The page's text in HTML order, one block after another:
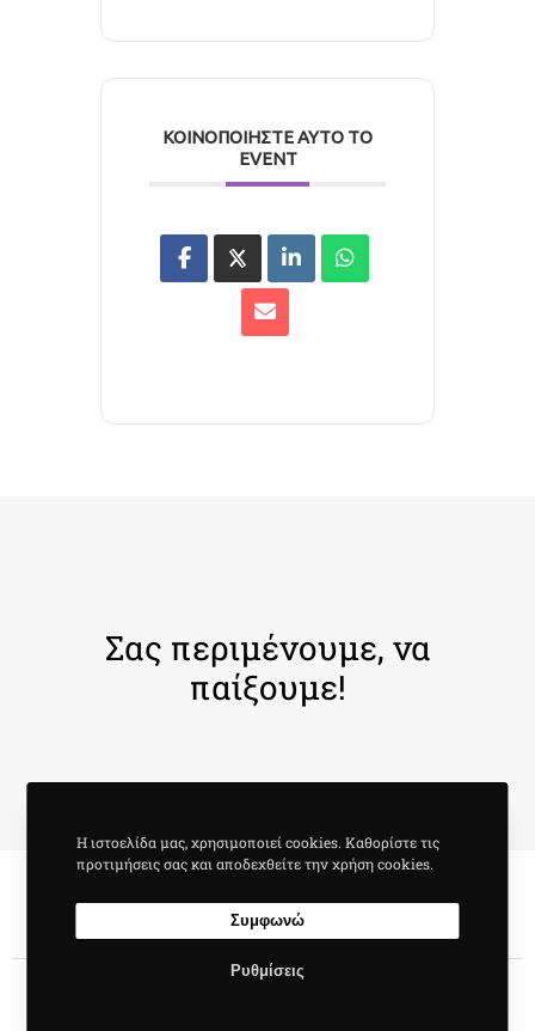
ΚΟΙΝΟΠΟΙΉΣΤΕ ΑΥΤΌ ΤΟ
EVENT
Σας περιμένουμε, να
παίξουμε!
Η ιστοελίδα μας, χρησιμοποιεί cookies. Καθορίστε τις
προτιμήσεις σας και αποδεχθείτε την χρήση cookies.
Ρυθμίσεις
Συμφωνώ